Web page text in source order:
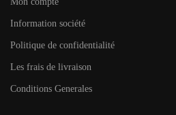
Information société
Politique de confidentialité
Les frais de livraison
Conditions Generales